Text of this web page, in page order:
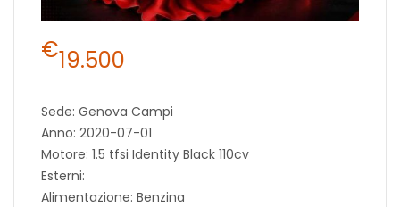
€19.500
Sede: Genova Campi
Anno: 2020-07-01
Motore: 1.5 tfsi Identity Black 110cv
Esterni:
Alimentazione: Benzina